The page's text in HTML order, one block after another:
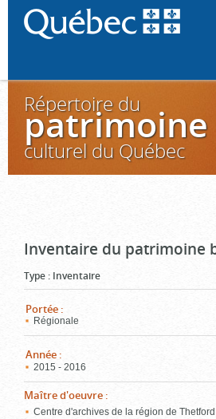
Répertoire du
patrimoine
culturel du Québec
Inventaire du patrimoine
Type : Inventaire
Portée :
Régionale
Année :
2015 - 2016
Maître d'oeuvre :
Centre d'archives de la région de Thetford